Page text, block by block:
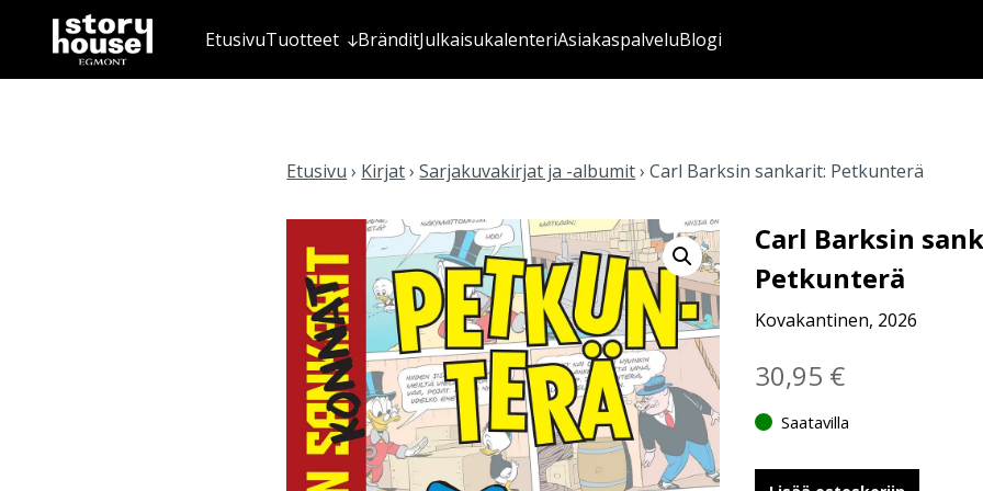
EtusivuTuotteet BränditJulkaisukalenteriAsiakaspalveluBlogi
Etusivu › Kirjat›Sarjakuvakirjat ja -albumit›Carl Barksin sankarit: Petkunterä
Carl Barksin
Petkunterä
Kovakantinen, 2026
30,95 €
Saatavilla